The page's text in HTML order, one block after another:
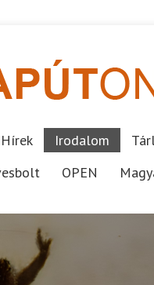
Hírek Irodalom
OPEN